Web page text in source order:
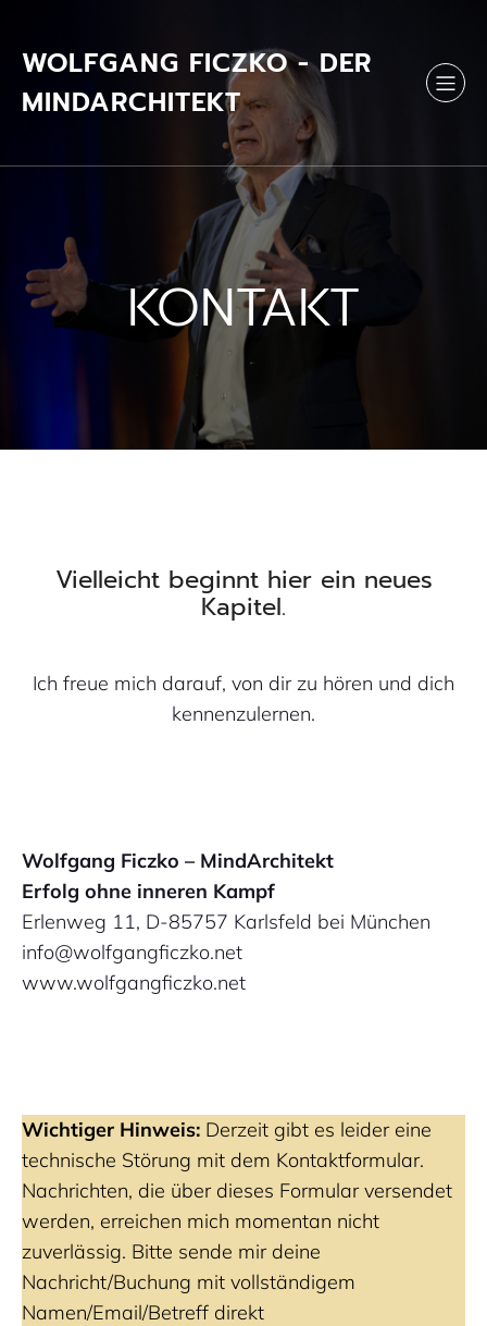
WOLFGANG FICZKO - DER
MINDARCHITEKT
KONTAKT
Vielleicht beginnt hier ein neues
Kapitel.
Ich freue mich darauf, von dir zu hören und dich
kennenzulernen.
Wolfgang Ficzko – MindArchitekt
Erfolg ohne inneren Kampf
Erlenweg 11, D-85757 Karlsfeld bei München
info@wolfgangficzko.net
www.wolfgangficzko.net
Wichtiger Hinweis: Derzeit gibt es leider eine
technische Störung mit dem Kontaktformular.
Nachrichten, die über dieses Formular versendet
werden, erreichen mich momentan nicht
zuverlässig. Bitte sende mir deine
Nachricht/Buchung mit vollständigem
Namen/Email/Betreff direkt